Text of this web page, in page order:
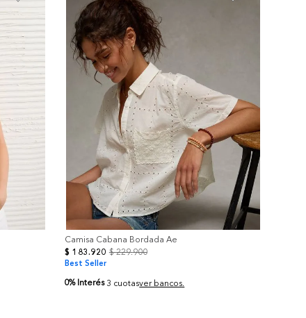
+
Camisa Cabana Bordada Ae
$ 183.920 $ 229.900
Best Seller
0% Interés 3 cuotasver bancos.